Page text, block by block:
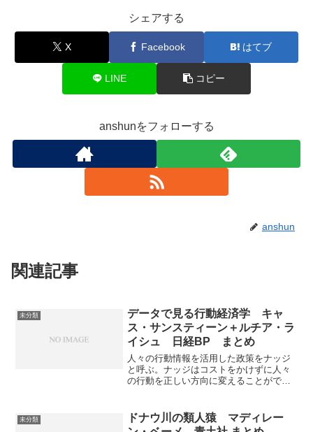
シェアする
X Facebook はてブ
LINE コピー
anshunをフォローする
anshun
関連記事
未分類
データで見る行動経済学 キャ
ス・サンスティーン＋ルチア・ラ
イシュ 日経BP まとめ
人々の行動情報を活用した政策をナッジ
と呼ぶ。ナッジはコストをかけずに人々
の行動を正しい方向に変えることができ
ている。
未分類
ドナウ川の類人猿 マディレー